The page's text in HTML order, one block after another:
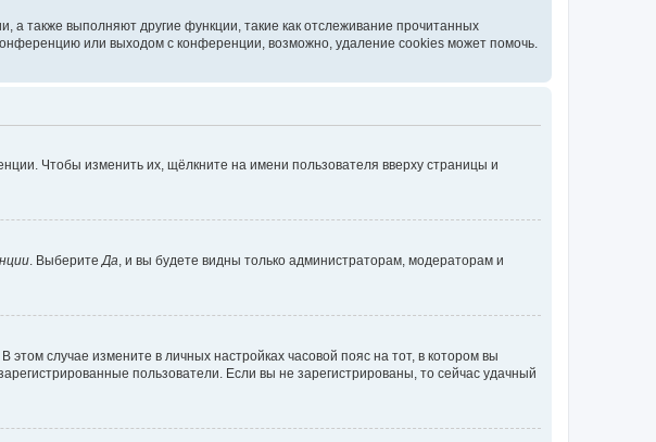
также выполняют другие функции, такие как отслеживание прочитанных
или выходом с конференции, возможно, удаление cookies может помочь.
Чтобы изменить их, щёлкните на имени пользователя вверху страницы и
. Выберите Да , и вы будете видны только администраторам, модераторам и
случае измените в личных настройках часовой пояс на тот, в котором вы
пользователи. Если вы не зарегистрированы, то сейчас удачный